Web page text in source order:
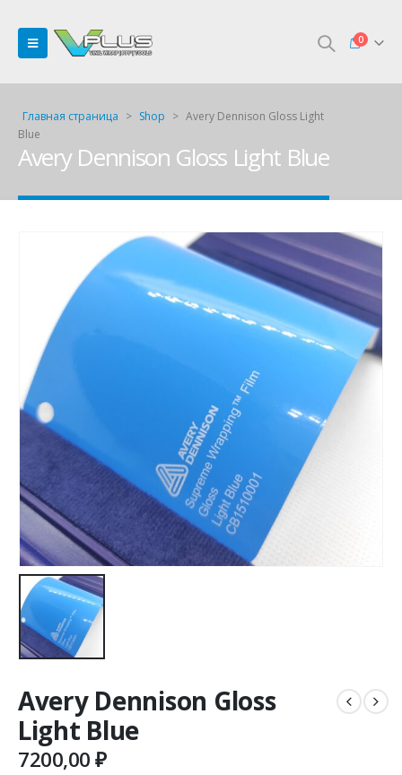
0
Главная страница > Shop > Avery Dennison Gloss Light
Blue
Avery Dennison Gloss Light Blue
Avery Dennison Gloss
Light Blue
7200,00₽